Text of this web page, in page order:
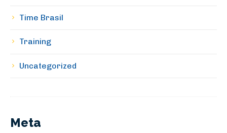
Time Brasil
Training
Uncategorized
Meta